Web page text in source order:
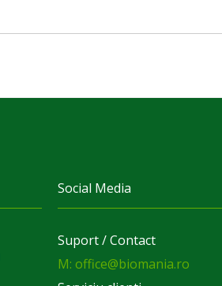
Social Media
Suport / Contact
M: office@biomania.ro